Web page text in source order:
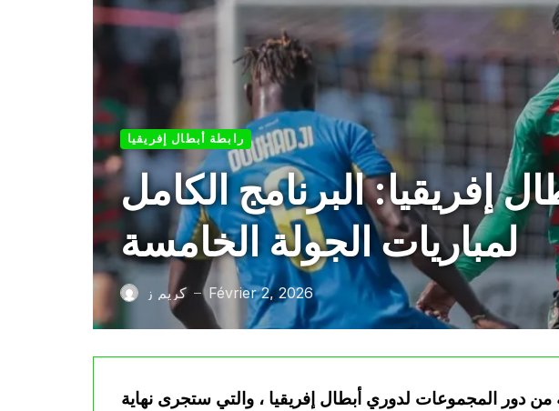
رابطة أبطال إفريقيا
البرنامج الكامل
لمباريات الجولة الخامسة
كريم ز — Février 2, 2026
دور المجموعات لدوري أبطال إفريقيا ، والتي ستجرى نهاية